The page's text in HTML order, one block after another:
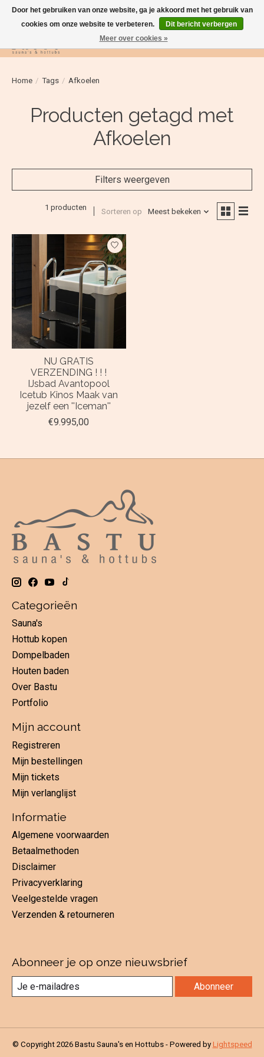
Verlanglijst
Home / Tags / Afkoelen
Producten getagd met
Afkoelen
Filters weergeven
1 producten Sorteren op Meest bekeken
NU GRATIS
VERZENDING ! ! !
IJsbad Avantopool
Icetub Kinos Maak van
jezelf een ''Iceman''
€9.995,00
Categorieën
Sauna's
Hottub kopen
Dompelbaden
Houten baden
Over Bastu
Portfolio
Mijn account
Registreren
Mijn bestellingen
Mijn tickets
Mijn verlanglijst
Informatie
Algemene voorwaarden
Betaalmethoden
Disclaimer
Privacyverklaring
Veelgestelde vragen
Verzenden & retourneren
Abonneer je op onze nieuwsbrief
Abonneer
© Copyright 2026 Bastu Sauna's en Hottubs - Powered by Lightspeed
Door het gebruiken van onze website, ga je akkoord met het gebruik van
cookies om onze website te verbeteren.
Dit bericht verbergen
Meer over cookies »